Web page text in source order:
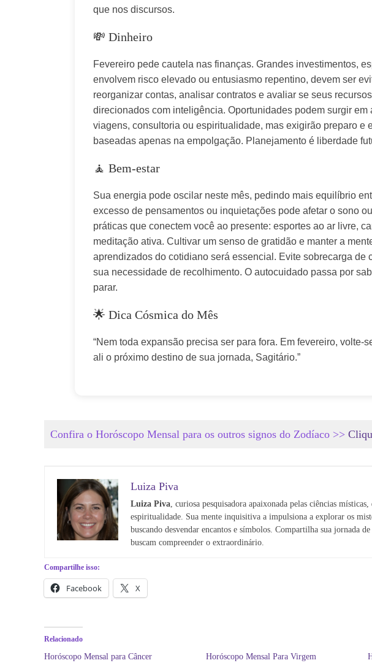
que nos discursos.
💸 Dinheiro
Fevereiro pede cautela nas finanças. Grandes investimentos,
envolvem risco elevado ou entusiasmo repentino, devem ser
reorganizar contas, analisar contratos e avaliar se seus
direcionados com inteligência. Oportunidades podem surgir em
viagens, consultoria ou espiritualidade, mas exigirão preparo e
baseadas apenas na empolgação. Planejamento é liberdade
🧘 Bem-estar
Sua energia pode oscilar neste mês, pedindo mais equilíbrio
excesso de pensamentos ou inquietações pode afetar o sono
práticas que conectem você ao presente: esportes ao ar livre,
meditação ativa. Cultivar um senso de gratidão e manter a
aprendizados do cotidiano será essencial. Evite sobrecarga de
sua necessidade de recolhimento. O autocuidado passa por
parar.
🌟 Dica Cósmica do Mês
“Nem toda expansão precisa ser para fora. Em fevereiro, volte-
ali o próximo destino de sua jornada, Sagitário.”
Confira o Horóscopo Mensal para os outros signos do Zodíaco >>
Luiza Piva
Luiza Piva, curiosa pesquisadora apaixonada pelas ciências
espiritualidade. Sua mente inquisitiva a impulsiona a explorar os
buscando desvendar encantos e símbolos. Compartilha sua jornada
buscam compreender o extraordinário.
Compartilhe isso:
Facebook X
Relacionado
Horóscopo Mensal para Câncer
Horóscopo Mensal Para Virgem